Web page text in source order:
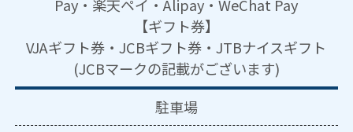
Pay・楽天ペイ・Alipay・WeChat Pay
【ギフト券】
VJAギフト券・JCBギフト券・JTBナイスギフト
(JCBマークの記載がございます)
駐車場